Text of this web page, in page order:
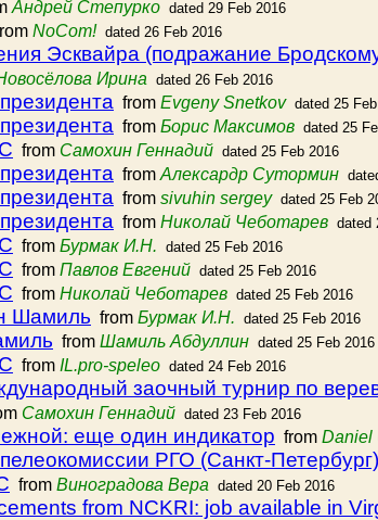
Андрей Степурко dated 29 Feb 2016
NoCom! dated 26 Feb 2016
Эсквайра (подражание
Ирина dated 26 Feb 2016
from Evgeny Snetkov dated 25
from Борис Максимов dated 25
from Самохин Геннадий dated 25 Feb 2016
from Алексардр Сутормин
from sivuhin sergey dated 25 Feb
from Николай Чеботарев dated
from Бурмак И.Н. dated 25 Feb 2016
from Павлов Евгений dated 25 Feb 2016
from Николай Чеботарев dated 25 Feb 2016
Шамиль from Бурмак И.Н. dated 25 Feb 2016
from Шамиль Абдуллин dated 25 Feb 2016
from IL.pro-speleo dated 24 Feb 2016
заочный турнир по
Самохин Геннадий dated 23 Feb 2016
еще один индикатор from Daniel
РГО (Санкт-
from Виноградова Вера dated 20 Feb 2016
from NCKRI: job available in